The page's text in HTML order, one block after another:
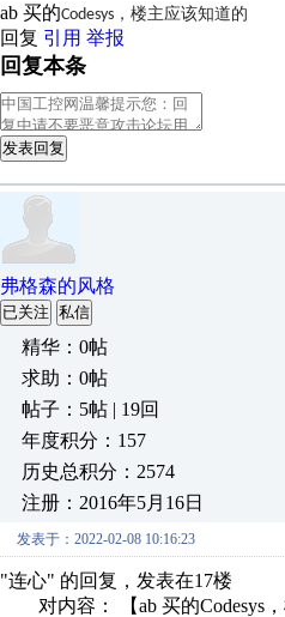
ab 买的Codesys，楼主应该知道的
回复 引用 举报
回复本条
发表回复
弗格森的风格
已关注 私信
精华：0帖
求助：0帖
帖子：5帖 | 19回
年度积分：157
历史总积分：2574
注册：2016年5月16日
发表于：2022-02-08 10:16:23
"连心" 的回复，发表在17楼
对内容： 【ab 买的Codesys，